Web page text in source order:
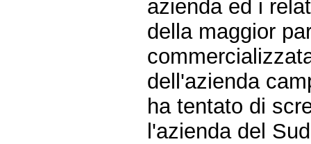
azienda ed i
della maggior
dell'azienda
ha tentato di
l'azienda del